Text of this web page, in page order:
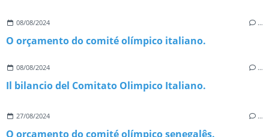
08/08/2024 …
O orçamento do comité olímpico italiano.
08/08/2024 …
Il bilancio del Comitato Olimpico Italiano.
27/08/2024 …
O orçamento do comité olímpico senegalês.